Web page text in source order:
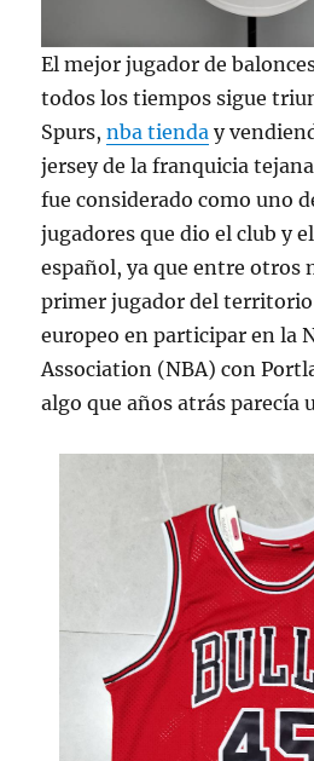
El mejor jugador de
todos los tiempos sigue
Spurs,nba tienda y
jersey de la franquicia
fue considerado como uno
jugadores que dio el club y
español, ya que entre otros
primer jugador del territorio
europeo en participar en la
Association (NBA) con
algo que años atrás parecía